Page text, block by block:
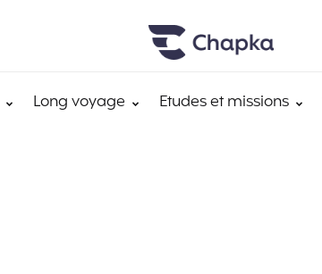
Long voyage Etudes et missions